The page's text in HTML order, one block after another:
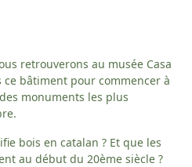
retrouverons au musée Casa
bâtiment pour commencer à
monuments les plus
bois en catalan ? Et que les
au début du 20ème siècle ?